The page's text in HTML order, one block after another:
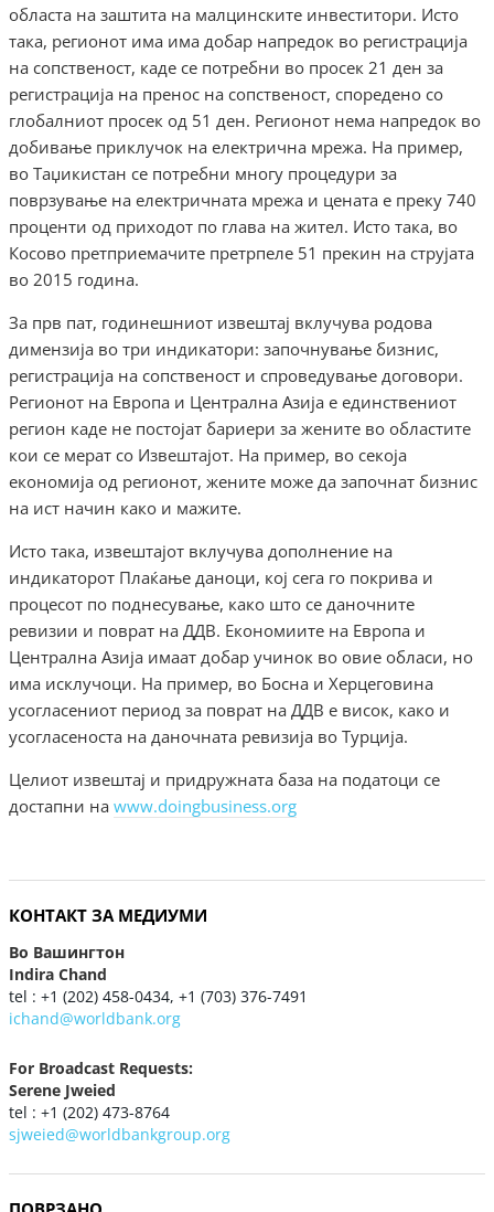
областа на заштита на малцинските инвеститори. Исто
така, регионот има има добар напредок во регистрација
на сопственост, каде се потребни во просек 21 ден за
регистрација на пренос на сопственост, споредено со
глобалниот просек од 51 ден. Регионот нема напредок во
добивање приклучок на електрична мрежа. На пример,
во Таџикистан се потребни многу процедури за
поврзување на електричната мрежа и цената е преку 740
проценти од приходот по глава на жител. Исто така, во
Косово претприемачите претрпеле 51 прекин на струјата
во 2015 година.
За прв пат, годинешниот извештај вклучува родова
димензија во три индикатори: започнување бизнис,
регистрација на сопственост и спроведување договори.
Регионот на Европа и Централна Азија е единствениот
регион каде не постојат бариери за жените во областите
кои се мерат со Извештајот. На пример, во секоја
економија од регионот, жените може да започнат бизнис
на ист начин како и мажите.
Исто така, извештајот вклучува дополнение на
индикаторот Плаќање даноци, кој сега го покрива и
процесот по поднесување, како што се даночните
ревизии и поврат на ДДВ. Економиите на Европа и
Централна Азија имаат добар учинок во овие обласи, но
има исклучоци. На пример, во Босна и Херцеговина
усогласениот период за поврат на ДДВ е висок, како и
усогласеноста на даночната ревизија во Турција.
Целиот извештај и придружната база на податоци се
достапни на www.doingbusiness.org
КОНТАКТ ЗА МЕДИУМИ
Во Вашингтон
Indira Chand
tel : +1 (202) 458-0434, +1 (703) 376-7491
ichand@worldbank.org
For Broadcast Requests:
Serene Jweied
tel : +1 (202) 473-8764
sjweied@worldbankgroup.org